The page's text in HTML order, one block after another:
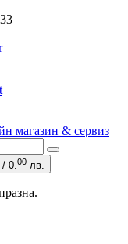
/ 0.00 лв.